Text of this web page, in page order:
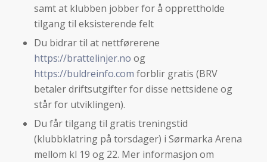
samt at klubben jobber for å opprettholde
tilgang til eksisterende felt
Du bidrar til at nettførerene
https://brattelinjer.no og
https://buldreinfo.com forblir gratis (BRV
betaler driftsutgifter for disse nettsidene og
står for utviklingen).
Du får tilgang til gratis treningstid
(klubbklatring på torsdager) i Sørmarka Arena
mellom kl 19 og 22. Mer informasjon om